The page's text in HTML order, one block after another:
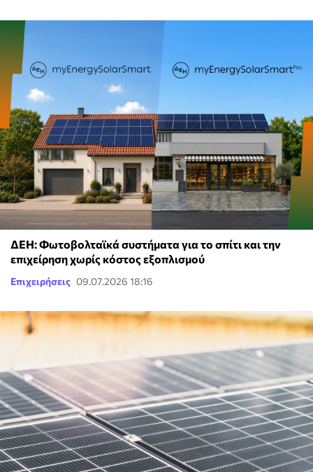
ΔΕΗ: Φωτοβολταϊκά συστήματα για το σπίτι και την
επιχείρηση χωρίς κόστος εξοπλισμού
Επιχειρήσεις 09.07.2026 18:16